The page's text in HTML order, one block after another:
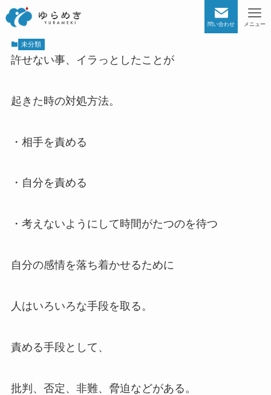
問い合わせ メニュー
未分類
許せない事、イラっとしたことが
起きた時の対処方法。
・相手を責める
・自分を責める
・考えないようにして時間がたつのを待つ
自分の感情を落ち着かせるために
人はいろいろな手段を取る。
責める手段として、
批判、否定、非難、脅迫などがある。